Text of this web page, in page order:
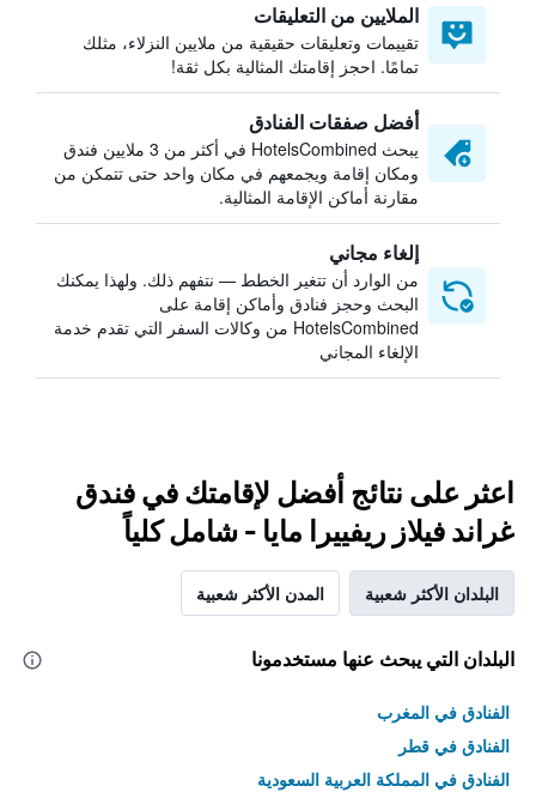
الملايين من التعليقات
تقييمات وتعليقات حقيقية من ملايين النزلاء، مثلك
تمامًا. احجز إقامتك المثالية بكل ثقة!
أفضل صفقات الفنادق
يبحث HotelsCombined في أكثر من 3 ملايين فندق
ومكان إقامة ويجمعهم في مكان واحد حتى تتمكن من
مقارنة أماكن الإقامة المثالية.
إلغاء مجاني
من الوارد أن تتغير الخطط — نتفهم ذلك. ولهذا يمكنك
البحث وحجز فنادق وأماكن إقامة على
HotelsCombined من وكالات السفر التي تقدم خدمة
الإلغاء المجاني
اعثر على نتائج أفضل لإقامتك في فندق
غراند فيلاز ريفييرا مايا - شامل كلياً
البلدان الأكثر شعبية المدن الأكثر شعبية
البلدان التي يبحث عنها مستخدمونا
الفنادق في المغرب
الفنادق في قطر
الفنادق في المملكة العربية السعودية